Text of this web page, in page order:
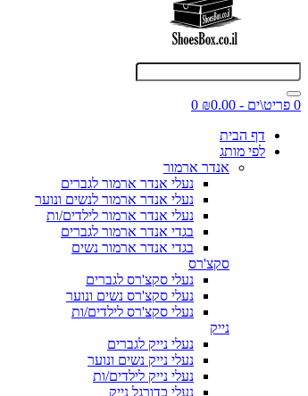
0 פריט\ים - ₪0.00
0
דף הבית
לפי מותג
אנדר ארמור
נעלי אנדר ארמור לגברים
נעלי אנדר ארמור לנשים ונוער
נעלי אנדר ארמור לילדים/ות
בגדי אנדר ארמור לגברים
בגדי אנדר ארמור נשים
סקצ'רס
נעלי סקצ'רס לגברים
נעלי סקצ'רס נשים ונוער
נעלי סקצ'רס לילדים/ות
נייק
נעלי נייק לגברים
נעלי נייק נשים ונוער
נעלי נייק לילדים/ות
נעלי כדורגל נייק